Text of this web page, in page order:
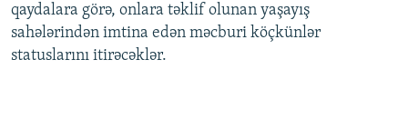
720p
qaydalara görə, onlara təklif olunan yaşayış
sahələrindən imtina edən məcburi köçkünlər
statuslarını itirəcəklər.